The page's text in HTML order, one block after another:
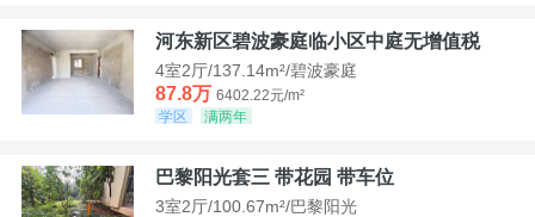
河东新区碧波豪庭临小区中庭无增值税
4室2厅/137.14m²/碧波豪庭
87.8万 6402.22元/m²
学区
满两年
巴黎阳光套三 带花园 带车位
3室2厅/100.67m²/巴黎阳光